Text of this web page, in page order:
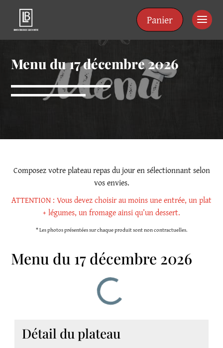
Panneau de gestion des cookies
Panier
Menu du 17 décembre 2026
Composez votre plateau repas du jour en sélectionnant selon
vos envies.
ATTENTION : Vous devez choisir au moins une entrée, un plat
+ légumes, un fromage ainsi qu’un dessert.
* Les photos présentées sur chaque produit sont non contractuelles.
Menu du 17 décembre 2026
Détail du plateau